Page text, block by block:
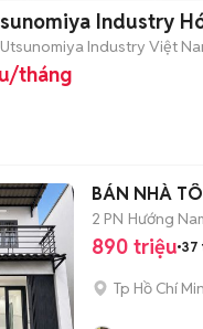
Industry
Utsunomiya Industry Việt
tháng
BÁN NHÀ
2 PN Hướng
890 triệu 37
Tp Hồ Chí